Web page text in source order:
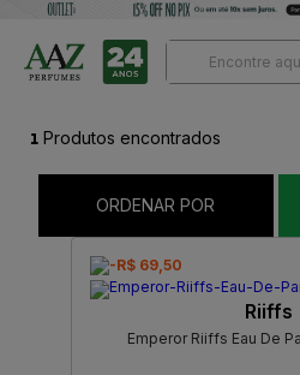
1 Produtos encontrados
ORDENAR POR
-R$ 69,50
Riiffs
Emperor Riiffs Eau De